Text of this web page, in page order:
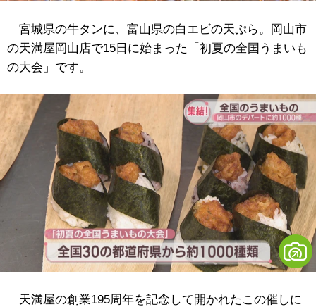
宮城県の牛タンに、富山県の白エビの天ぷら。岡山市
の天満屋岡山店で15日に始まった「初夏の全国うまいも
の大会」です。
天満屋の創業195周年を記念して開かれたこの催しに